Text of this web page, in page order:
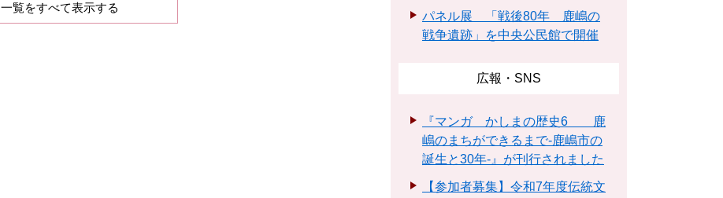
一覧をすべて表示する
パネル展 「戦後80年 鹿嶋の
戦争遺跡」を中央公民館で開催
広報・SNS
『マンガ かしまの歴史6 鹿
嶋のまちができるまで-鹿嶋市の
誕生と30年-』が刊行されました
【参加者募集】令和7年度伝統文